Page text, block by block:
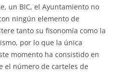
un BIC, el Ayuntamiento no
ningún elemento de
tanto su fisonomía como la
por lo que la única
momento ha consistido en
el número de carteles de